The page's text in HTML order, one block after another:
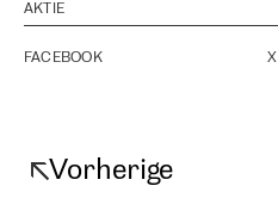
AKTIE
FACEBOOK X
Vorherige